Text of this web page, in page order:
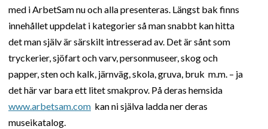
med i ArbetSam nu och alla presenteras. Längst bak finns
innehållet uppdelat i kategorier så man snabbt kan hitta
det man själv är särskilt intresserad av. Det är sånt som
tryckerier, sjöfart och varv, personmuseer, skog och
papper, sten och kalk, järnväg, skola, gruva, bruk m.m. – ja
det här var bara ett litet smakprov. På deras hemsida
www.arbetsam.com kan ni själva ladda ner deras
museikatalog.